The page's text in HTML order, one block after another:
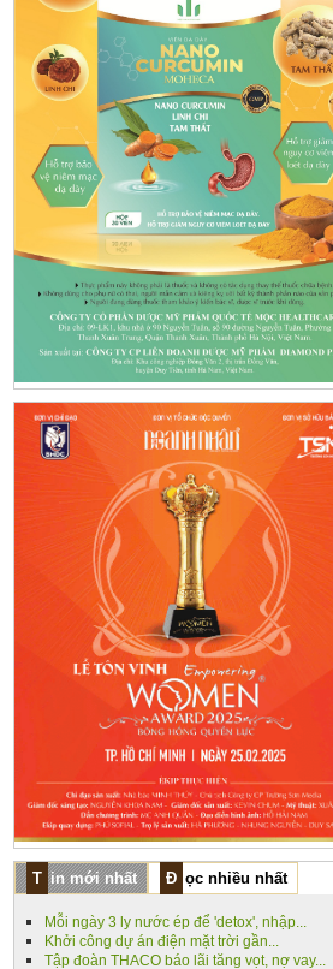
Tin mới nhất Đọc nhiều nhất
Mỗi ngày 3 ly nước ép để 'detox', nhập...
Khởi công dự án điện mặt trời gần...
Tập đoàn THACO báo lãi tăng vọt, nợ vay...